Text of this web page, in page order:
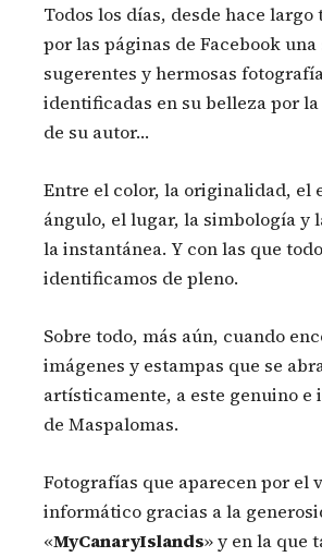
Todos los días, desde hace largo
por las páginas de Facebook una
sugerentes y hermosas
identificadas en su belleza por
de su autor…
Entre el color, la originalidad, el
ángulo, el lugar, la simbología y
la instantánea. Y con las que
identificamos de pleno.
Sobre todo, más aún, cuando
imágenes y estampas que se
artísticamente, a este genuino e
de Maspalomas.
Fotografías que aparecen por el
informático gracias a la
«MyCanaryIslands» y en la que